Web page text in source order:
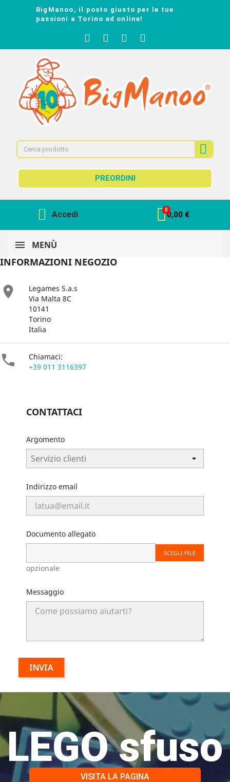
BigManoo, il posto giusto per le tue
passioni a Torino ed online!
PREORDINI
Accedi 0,00 €
MENÙ
INFORMAZIONI NEGOZIO

Legames S.a.s
Via Malta 8C
10141
Torino
Italia

Chiamaci:
+39 011 3116397
CONTATTACI
Argomento
Indirizzo email
Documento allegato
SCEGLI FILE
opzionale
Messaggio
LEGO sfuso
VISITA LA PAGINA